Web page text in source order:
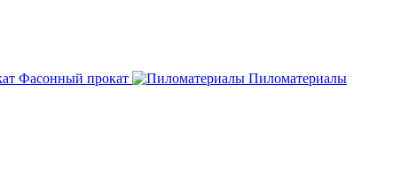
Фасонный прокат
Пиломатериалы